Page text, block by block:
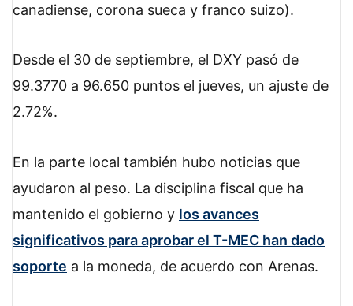
canadiense, corona sueca y franco suizo).
Desde el 30 de septiembre, el DXY pasó de
99.3770 a 96.650 puntos el jueves, un ajuste de
2.72%.
En la parte local también hubo noticias que
ayudaron al peso. La disciplina fiscal que ha
mantenido el gobierno y los avances
significativos para aprobar el T-MEC han dado
soporte a la moneda, de acuerdo con Arenas.